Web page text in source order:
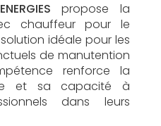
propose la
chauffeur pour le
idéale pour les
de manutention
renforce la
et sa capacité à
dans leurs